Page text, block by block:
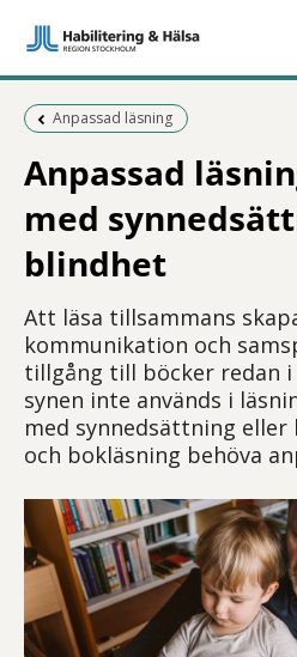
Föregående sida:
Anpassad läsning
Anpassad
med
blindhet
Att läsa tillsammans
kommunikation och
tillgång till böcker redan
synen inte används i
med synnedsättning
och bokläsning behöva